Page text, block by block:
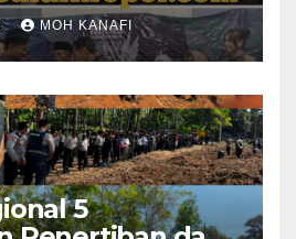
dan
Lecehkan
Pesta
MOH KANAFI
5